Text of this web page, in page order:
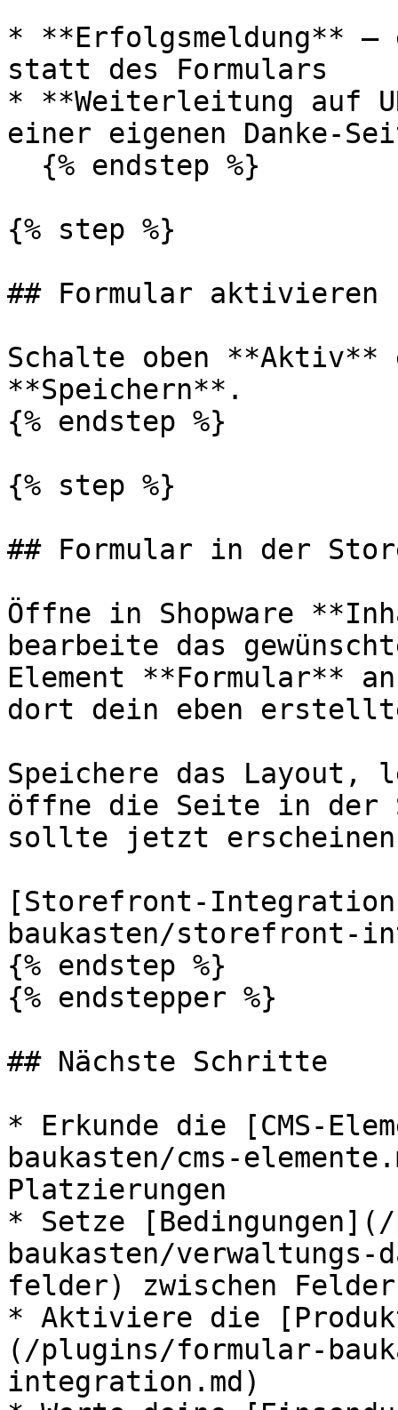
* **Erfolgsmeldung** —
statt des Formulars
* **Weiterleitung auf
einer eigenen Danke-
{% step %}
## Formular aktivieren
Schalte oben
**Speichern**.
{% endstep %}
{% step %}
## Formular in der
Öffne in Shopware
bearbeite das
Element **Formular**
dort dein eben
Speichere das Layout,
öffne die Seite in der
sollte jetzt
[Storefront-
baukasten/storefront-
{% endstep %}
{% endstepper %}
## Nächste Schritte
* Erkunde die [CMS-
baukasten/cms-
Platzierungen
* Setze
baukasten/verwaltungs-
felder) zwischen
* Aktiviere die
(/plugins/formular-
integration.md)